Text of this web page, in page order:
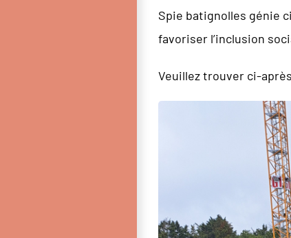
Spie batignolles génie
favoriser l’inclusion
Veuillez trouver ci-